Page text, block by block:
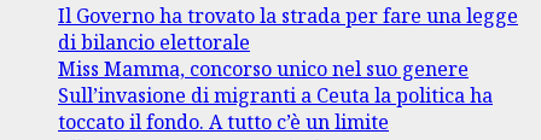
Il Governo ha trovato la strada per fare una legge
di bilancio elettorale
Miss Mamma, concorso unico nel suo genere
Sull’invasione di migranti a Ceuta la politica ha
toccato il fondo. A tutto c’è un limite